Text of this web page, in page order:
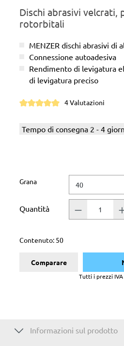
Dischi abrasivi velcrati,
rotorbitali
MENZER dischi abrasivi di
Connessione autoadesiva
Rendimento di levigatura
di levigatura preciso
4 Valutazioni
Tempo di consegna 2 - 4
Seleziona
Grana
Quantità
Contenuto: 50
Comparare
Tutti i prezzi
Informazioni sul prodotto